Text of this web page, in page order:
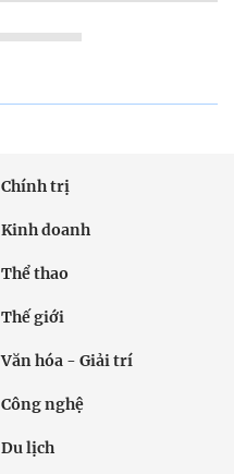
Chính trị
Kinh doanh
Thể thao
Thế giới
Văn hóa - Giải trí
Công nghệ
Du lịch